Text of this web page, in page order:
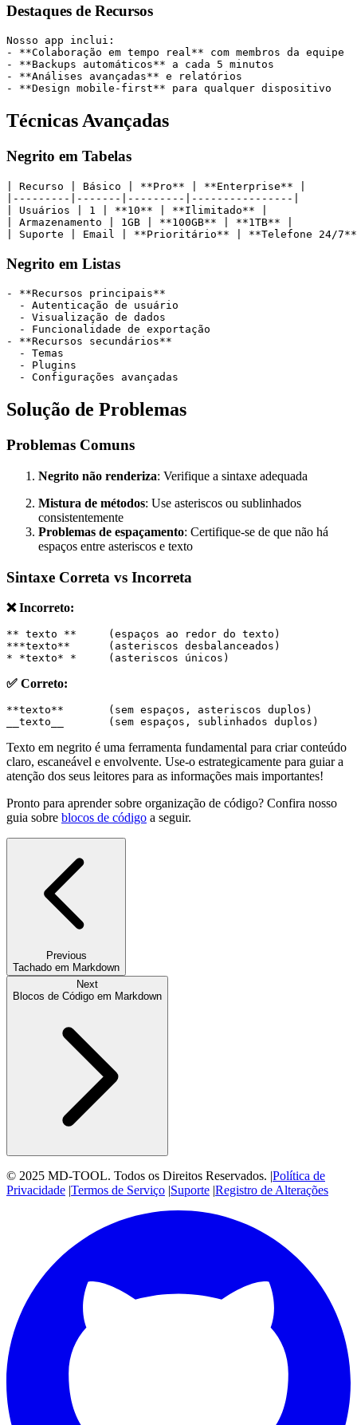
Destaques de Recursos
Nosso app inclui:
- **Colaboração em tempo real** com membros da equipe
- **Backups automáticos** a cada 5 minutos
- **Análises avançadas** e relatórios
- **Design mobile-first** para qualquer dispositivo
Técnicas Avançadas
Negrito em Tabelas
| Recurso | Básico | **Pro** | **Enterprise** |
|---------|-------|---------|----------------|
| Usuários | 1 | **10** | **Ilimitado** |
| Armazenamento | 1GB | **100GB** | **1TB** |
| Suporte | Email | **Prioritário** | **Telefone 24/
Negrito em Listas
- **Recursos principais**
  - Autenticação de usuário
  - Visualização de dados
  - Funcionalidade de exportação
- **Recursos secundários**
  - Temas
  - Plugins
  - Configurações avançadas
Solução de Problemas
Problemas Comuns
Negrito não renderiza: Verifique a sintaxe adequada
Mistura de métodos: Use asteriscos ou sublinhados
consistentemente
Problemas de espaçamento: Certifique-se de que não há
espaços entre asteriscos e texto
Sintaxe Correta vs Incorreta
❌ Incorreto:
** texto **     (espaços ao redor do texto)
***texto**      (asteriscos desbalanceados)
* *texto* *     (asteriscos únicos)
✅ Correto:
**texto**       (sem espaços, asteriscos duplos)
__texto__       (sem espaços, sublinhados duplos)
Texto em negrito é uma ferramenta fundamental para criar conteúdo
claro, escaneável e envolvente. Use-o estrategicamente para guiar a
atenção dos seus leitores para as informações mais importantes!
Pronto para aprender sobre organização de código? Confira nosso
guia sobre blocos de código a seguir.
Previous
Tachado em Markdown
Next
Blocos de Código em Markdown
© 2025 MD-TOOL. Todos os Direitos Reservados. |Política de
Privacidade |Termos de Serviço |Suporte |Registro de Alterações